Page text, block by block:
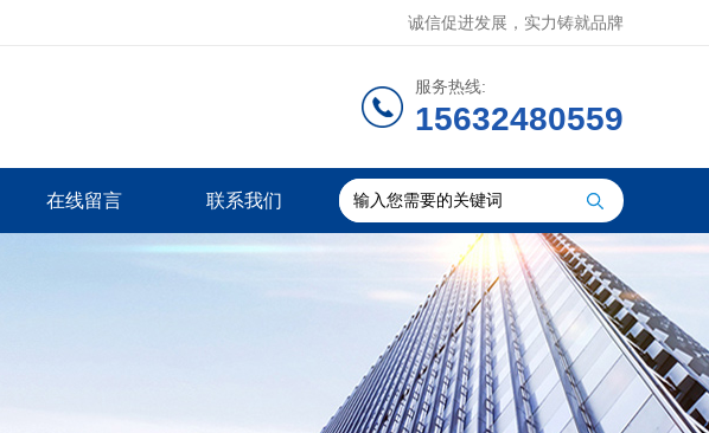
诚信促进发展，实力铸就品牌
服务热线:
15632480559
在线留言 联系我们